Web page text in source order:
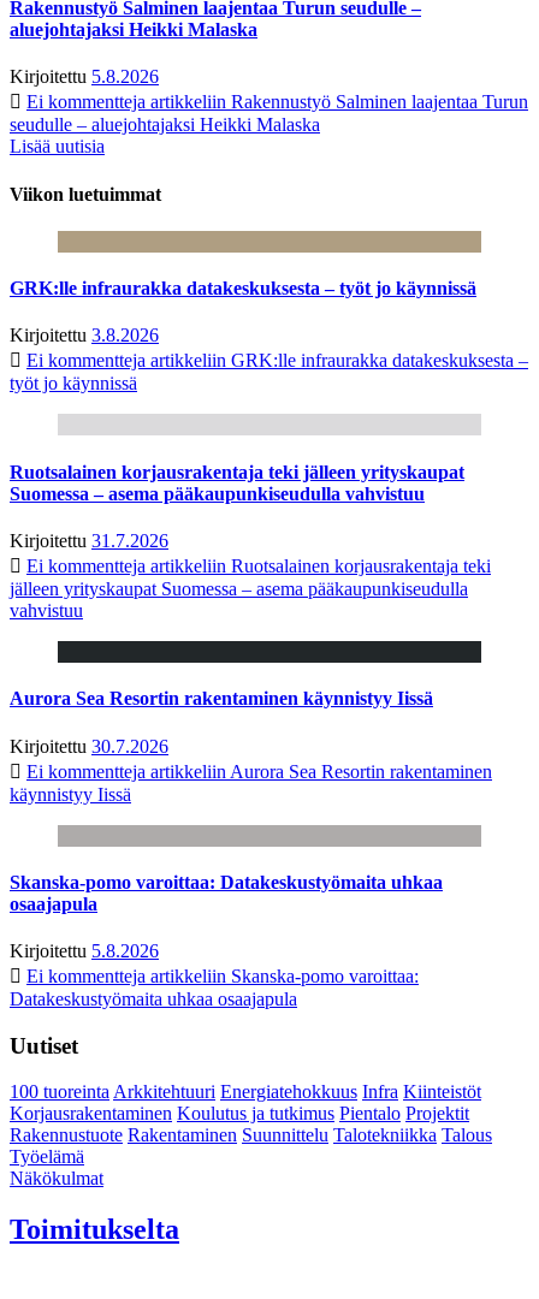
Rakennustyö Salminen laajentaa Turun seudulle –
aluejohtajaksi Heikki Malaska
Kirjoitettu 5.8.2026
Ei kommentteja artikkeliin Rakennustyö Salminen laajentaa Turun
seudulle – aluejohtajaksi Heikki Malaska
Lisää uutisia
Viikon luetuimmat
GRK:lle infraurakka datakeskuksesta – työt jo käynnissä
Kirjoitettu 3.8.2026
Ei kommentteja artikkeliin GRK:lle infraurakka datakeskuksesta –
työt jo käynnissä
Ruotsalainen korjausrakentaja teki jälleen yrityskaupat
Suomessa – asema pääkaupunkiseudulla vahvistuu
Kirjoitettu 31.7.2026
Ei kommentteja artikkeliin Ruotsalainen korjausrakentaja teki
jälleen yrityskaupat Suomessa – asema pääkaupunkiseudulla
vahvistuu
Aurora Sea Resortin rakentaminen käynnistyy Iissä
Kirjoitettu 30.7.2026
Ei kommentteja artikkeliin Aurora Sea Resortin rakentaminen
käynnistyy Iissä
Skanska-pomo varoittaa: Datakeskustyömaita uhkaa
osaajapula
Kirjoitettu 5.8.2026
Ei kommentteja artikkeliin Skanska-pomo varoittaa:
Datakeskustyömaita uhkaa osaajapula
Uutiset
100 tuoreintaArkkitehtuuri Energiatehokkuus Infra Kiinteistöt
Korjausrakentaminen Koulutus ja tutkimus Pientalo Projektit
Rakennustuote Rakentaminen Suunnittelu Talotekniikka Talous
Työelämä
Näkökulmat
Toimitukselta